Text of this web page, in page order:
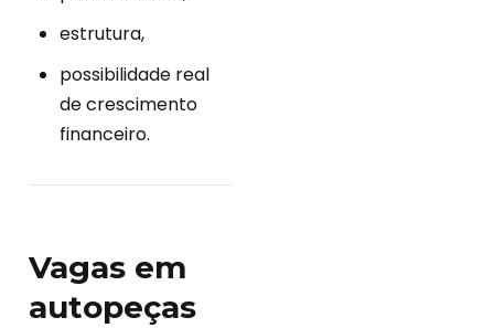
estrutura,
possibilidade real
de crescimento
financeiro.
Vagas em
autopeças